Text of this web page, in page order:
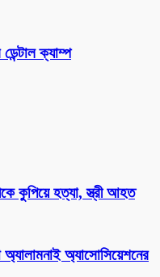
ক্যাম্প
কুপিয়ে হত্যা, স্ত্রী আহত
অ্যাসোসিয়েশনের